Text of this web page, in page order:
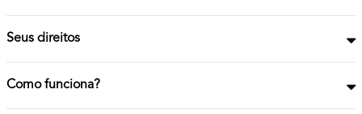
Seus direitos
Como funciona?